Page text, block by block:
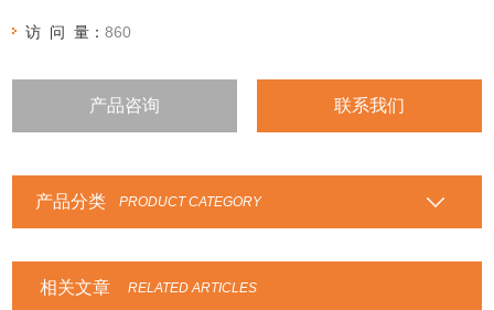
访 问 量：860
产品咨询 联系我们
产品分类 PRODUCT CATEGORY
相关文章 RELATED ARTICLES